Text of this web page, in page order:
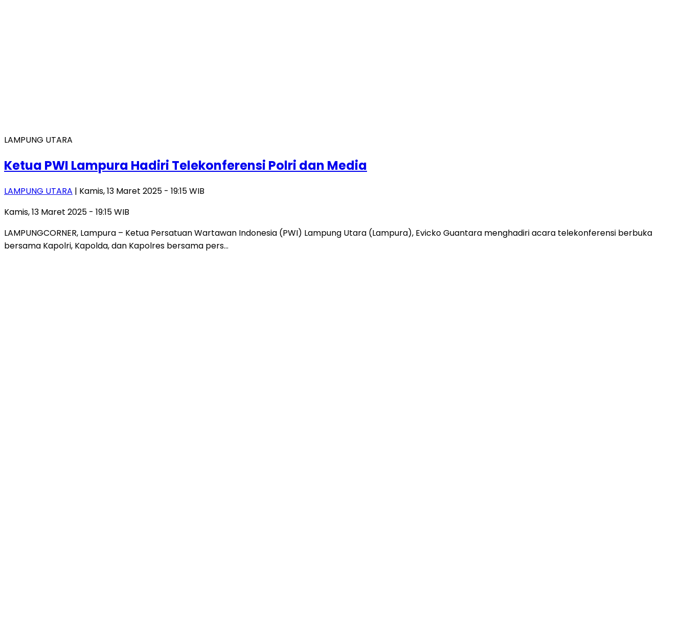
LAMPUNG UTARA
Ketua PWI Lampura Hadiri Telekonferensi Polri dan Media
LAMPUNG UTARA | Kamis, 13 Maret 2025 - 19:15 WIB
Kamis, 13 Maret 2025 - 19:15 WIB
LAMPUNGCORNER, Lampura – Ketua Persatuan Wartawan Indonesia (PWI) Lampung Utara (Lampura), Evicko Guantara menghadiri acara telekonferensi berbuka
bersama Kapolri, Kapolda, dan Kapolres bersama pers…